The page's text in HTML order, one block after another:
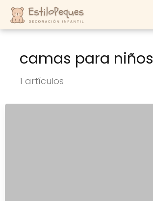
camas para niños
1 artículos